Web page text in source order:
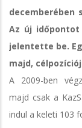
decemberében
Az új időpontot
jelentette be.
majd,
A 2009-ben
majd csak a
indul a keleti 103